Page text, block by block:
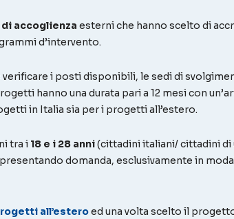
accoglienza esterni che hanno scelto di
d’intervento.
i posti disponibili, le sedi di
hanno una durata pari a 12 mesi con
in Italia sia per i progetti all’estero.
tra i 18 e i 28 anni(cittadini italiani/ cittadini di
domanda, esclusivamente in
all’esteroed una volta scelto il